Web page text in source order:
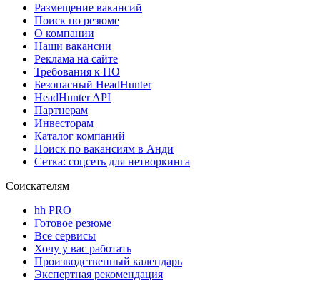
Размещение вакансий
Поиск по резюме
О компании
Наши вакансии
Реклама на сайте
Требования к ПО
Безопасный HeadHunter
HeadHunter API
Партнерам
Инвесторам
Каталог компаний
Поиск по вакансиям в Анди
Сетка: соцсеть для нетворкинга
Соискателям
hh PRO
Готовое резюме
Все сервисы
Хочу у вас работать
Производственный календарь
Экспертная рекомендация